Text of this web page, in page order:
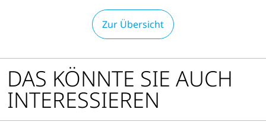
Zur Übersicht
DAS KÖNNTE SIE AUCH
INTERESSIEREN